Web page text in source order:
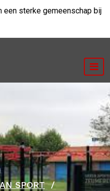
een sterke gemeenschap bij
SPORT/